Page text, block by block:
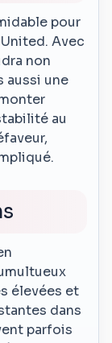
pour
Avec
non
aussi une
au
élevées et
dans
parfois